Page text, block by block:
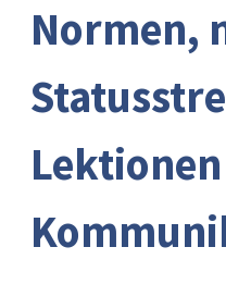
Normen,